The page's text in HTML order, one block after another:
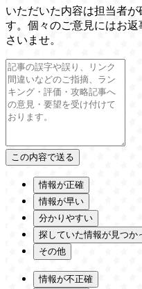
いただいた内容は担当者
す。個々のご意見にはお
さいませ。
情報が正確
情報が早い
分かりやすい
探していた情報が見つか
その他
情報が不正確